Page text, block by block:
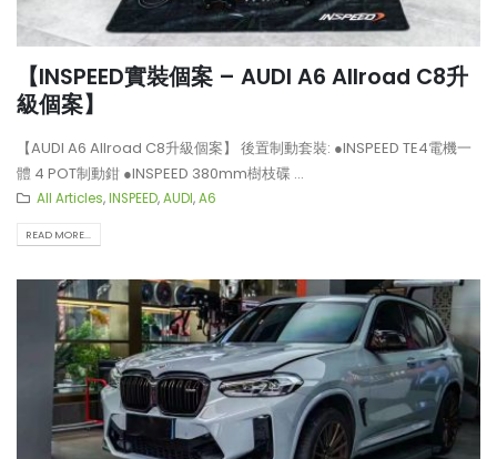
【INSPEED實裝個案 – AUDI A6 Allroad C8升
級個案】
【AUDI A6 Allroad C8升級個案】 後置制動套裝: ●INSPEED TE4電機一
體 4 POT制動鉗 ●INSPEED 380mm樹枝碟 ...
All Articles,INSPEED,AUDI,A6
READ MORE...